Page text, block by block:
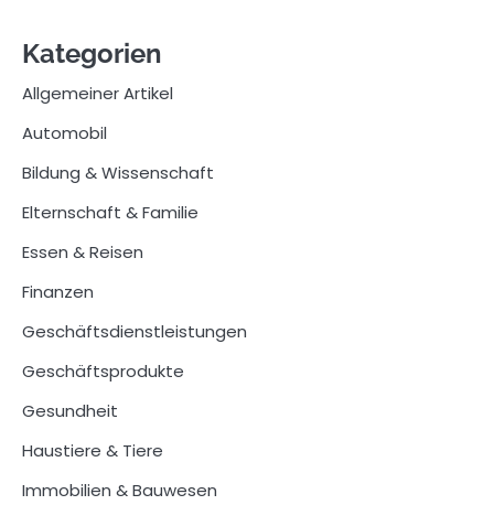
Kategorien
Allgemeiner Artikel
Automobil
Bildung & Wissenschaft
Elternschaft & Familie
Essen & Reisen
Finanzen
Geschäftsdienstleistungen
Geschäftsprodukte
Gesundheit
Haustiere & Tiere
Immobilien & Bauwesen